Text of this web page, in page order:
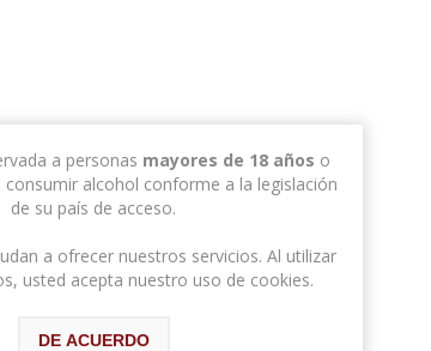
a personas mayores de 18 años o
consumir alcohol conforme a la legislación
de su país de acceso.
a ofrecer nuestros servicios. Al utilizar
usted acepta nuestro uso de cookies.
DE ACUERDO